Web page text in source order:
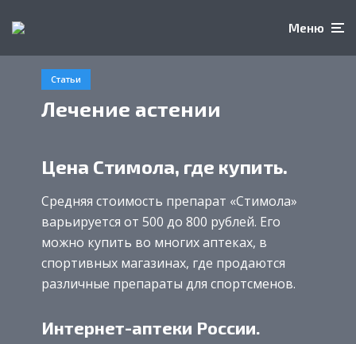
Меню
Статьи
Лечение астении
Цена Стимола, где купить.
Средняя стоимость препарат «Стимола»
варьируется от 500 до 800 рублей. Его
можно купить во многих аптеках, в
спортивных магазинах, где продаются
различные препараты для спортсменов.
Интернет-аптеки России.